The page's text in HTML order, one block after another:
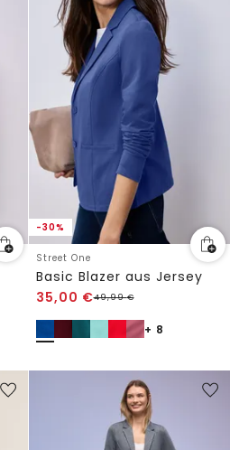
-30%
Street One
Basic Blazer aus Jersey
35,00 €49,99€
+ 8